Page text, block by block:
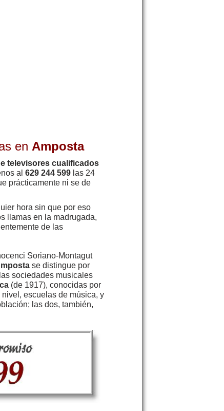
en Amposta
televisores cualificados
al 629 244 599 las 24
prácticamente ni se de
hora sin que por eso
llamas en la madrugada,
de las
Soriano-Montagut
se distingue por
sociedades musicales
(de 1917), conocidas por
escuelas de música, y
las dos, también,